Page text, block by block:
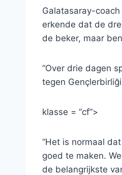
Galatasaray-
erkende dat de
de beker, maar
“Over drie dagen
tegen
klasse = “cf”>
“Het is normaal
goed te maken.
de belangrijkste